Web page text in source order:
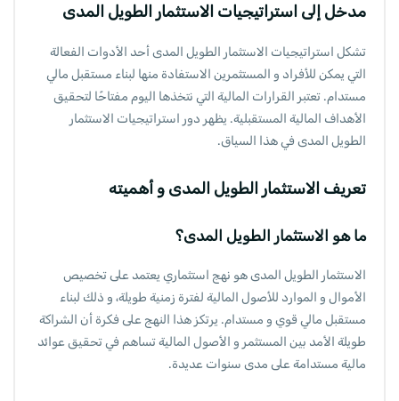
مدخل إلى استراتيجيات الاستثمار الطويل المدى
تشكل استراتيجيات الاستثمار الطويل المدى أحد الأدوات الفعالة
التي يمكن للأفراد و المستثمرين الاستفادة منها لبناء مستقبل مالي
مستدام. تعتبر القرارات المالية التي نتخذها اليوم مفتاحًا لتحقيق
الأهداف المالية المستقبلية. يظهر دور استراتيجيات الاستثمار
الطويل المدى في هذا السياق.
تعريف الاستثمار الطويل المدى و أهميته
ما هو الاستثمار الطويل المدى؟
الاستثمار الطويل المدى هو نهج استثماري يعتمد على تخصيص
الأموال و الموارد للأصول المالية لفترة زمنية طويلة، و ذلك لبناء
مستقبل مالي قوي و مستدام. يرتكز هذا النهج على فكرة أن الشراكة
طويلة الأمد بين المستثمر و الأصول المالية تساهم في تحقيق عوائد
مالية مستدامة على مدى سنوات عديدة.